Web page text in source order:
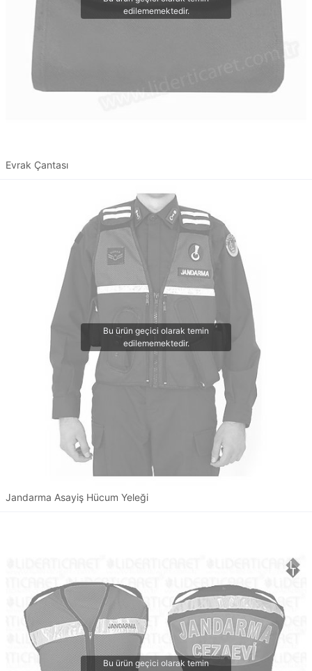
Evrak Çantası
Jandarma Asayiş Hücum Yeleği